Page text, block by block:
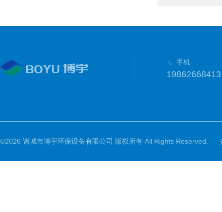
手机
19862668413
©2026 诸城市博宇环保设备有限公司 版权所有 All Rights Reserved.